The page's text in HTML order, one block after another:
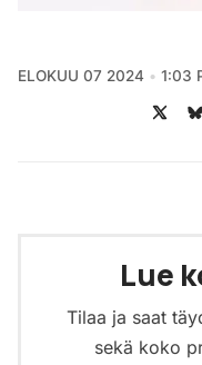
ELOKUU 07 2024 1:03
Lue
Tilaa ja saat
sekä koko